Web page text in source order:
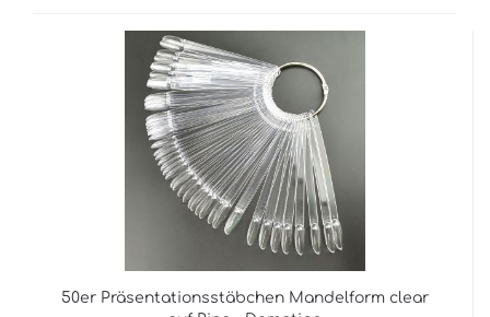
50er Präsentationsstäbchen Mandelform clear